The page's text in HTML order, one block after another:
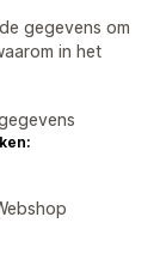
gegevens om
in het